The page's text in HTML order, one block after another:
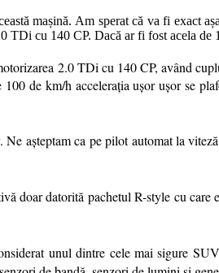
mașină. Am sperat că va fi exact
TDi cu 140 CP. Dacă ar fi fost acela
2.0 TDi cu 140 CP, având
de km/h accelerația ușor ușor se
așteptam ca pe pilot automat la
doar datorită pachetul R-style cu
unul dintre cele mai sigure